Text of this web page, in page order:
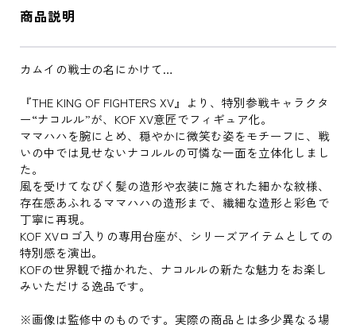
商品説明
カムイの戦士の名にかけて…
『THE KING OF FIGHTERS XV』より、特別参戦キャラクタ
ー“ナコルル”が、KOF XV意匠でフィギュア化。
ママハハを腕にとめ、穏やかに微笑む姿をモチーフに、戦
いの中では見せないナコルルの可憐な一面を立体化しまし
た。
風を受けてなびく髪の造形や衣装に施された細かな紋様、
存在感あふれるママハハの造形まで、繊細な造形と彩色で
丁寧に再現。
KOF XVロゴ入りの専用台座が、シリーズアイテムとしての
特別感を演出。
KOFの世界観で描かれた、ナコルルの新たな魅力をお楽し
みいただける逸品です。
※画像は監修中のものです。実際の商品とは多少異なる場